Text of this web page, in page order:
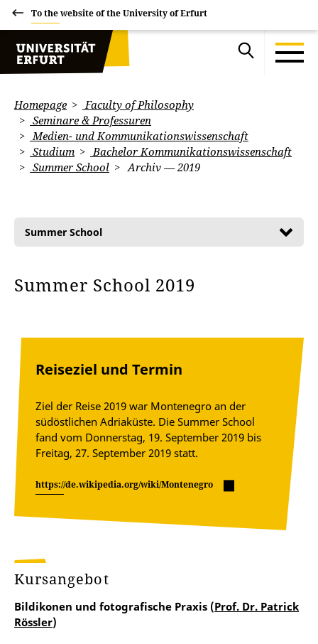
To the website of the University of Erfurt
Homepage
Faculty of Philosophy
Seminare & Professuren
Medien- und Kommunikationswissenschaft
Studium
Bachelor Kommunikationswissenschaft
Summer School
Archiv — 2019
Summer School
Summer School 2019
Reiseziel und Termin
Ziel der Reise 2019 war Montenegro an der
südöstlichen Adriaküste. Die Summer School
fand vom Donnerstag, 19. September 2019 bis
Freitag, 27. September 2019 statt.
https://de.wikipedia.org/wiki/Montenegro
Kursangebot
Bildikonen und fotografische Praxis (Prof. Dr. Patrick
Rössler)